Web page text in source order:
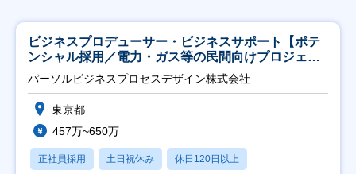
ビジネスプロデューサー・ビジネスサポート【ポテ
ンシャル採用／電力・ガス等の民間向けプロジェク
ト推進】
パーソルビジネスプロセスデザイン株式会社
東京都
457万~650万
正社員採用 土日祝休み 休日120日以上